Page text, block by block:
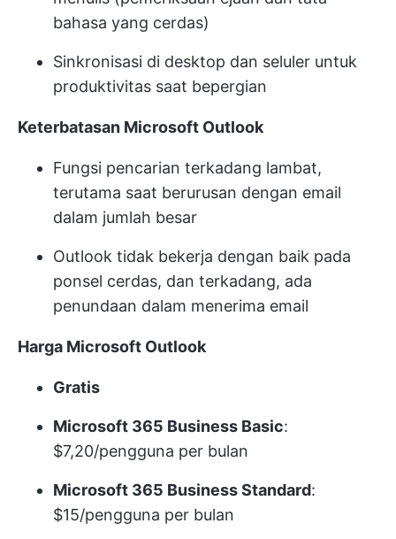
bahasa yang cerdas)
Sinkronisasi di desktop dan seluler untuk
produktivitas saat bepergian
Keterbatasan Microsoft Outlook
Fungsi pencarian terkadang lambat,
terutama saat berurusan dengan email
dalam jumlah besar
Outlook tidak bekerja dengan baik pada
ponsel cerdas, dan terkadang, ada
penundaan dalam menerima email
Harga Microsoft Outlook
Gratis
Microsoft 365 Business Basic:
$7,20/pengguna per bulan
Microsoft 365 Business Standard:
$15/pengguna per bulan